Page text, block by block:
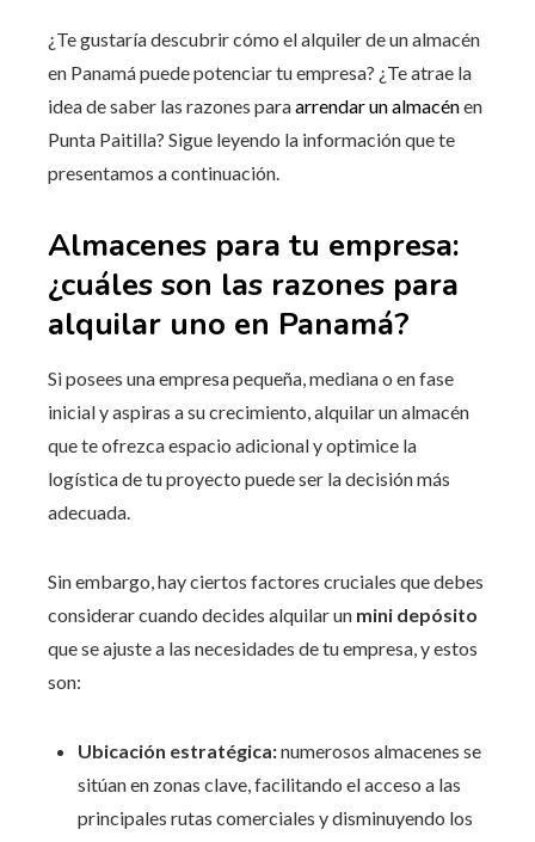
¿Te gustaría descubrir cómo el alquiler de un almacén
en Panamá puede potenciar tu empresa? ¿Te atrae la
idea de saber las razones paraarrendar un almacénen
Punta Paitilla? Sigue leyendo la información que te
presentamos a continuación.
Almacenes para tu empresa:
¿cuáles son las razones para
alquilar uno en Panamá?
Si posees una empresa pequeña, mediana o en fase
inicial y aspiras a su crecimiento, alquilar un almacén
que te ofrezca espacio adicional y optimice la
logística de tu proyecto puede ser la decisión más
adecuada.
Sin embargo, hay ciertos factores cruciales que debes
considerar cuando decides alquilar un mini depósito
que se ajuste a las necesidades de tu empresa, y estos
son:
Ubicación estratégica:numerosos almacenes se
sitúan en zonas clave, facilitando el acceso a las
principales rutas comerciales y disminuyendo los